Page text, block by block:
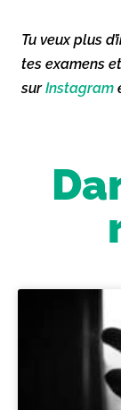
Tu veux plus
tes examens
surInstagram